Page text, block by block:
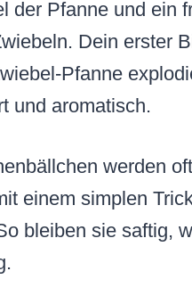
der Pfanne und ein
Dein erster
Pfanne
und aromatisch.
werden
einem simplen
bleiben sie saftig,